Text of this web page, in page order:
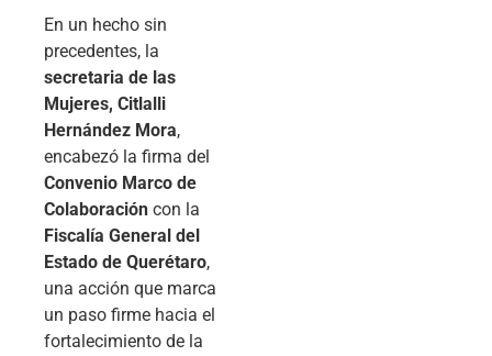
En un hecho sin
precedentes, la
secretaria de las
Mujeres, Citlalli
Hernández Mora,
encabezó la firma del
Convenio Marco de
Colaboración con la
Fiscalía General del
Estado de Querétaro,
una acción que marca
un paso firme hacia el
fortalecimiento de la